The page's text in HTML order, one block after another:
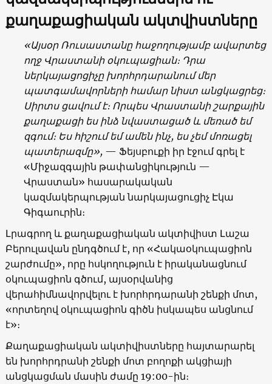
քաղաքացիական ակտվիստները
«Այսօր Ռուսաստանը հաջողությամբ ավարտեց
ողջ Վրաստանի օկուպացիան։ Դրա
ներկայացոցիչը խորհրդարանում մեր
պատգամավորների համար նիստ անցկացրեց։
Սիրտս ցավում է։ Որպես Վրաստանի շարքային
քաղաքացի ես ինձ նվաստացած և մեռած եմ
զգում։ Ես հիշում եմ ամեն ինչ, ես չեմ մոռացել
պատերազմը»,— Ֆեյսբուքի իր էջում գրել է
«Միջազգային թափանցիկություն —
Վրաստան» հասարակական
կազմակերպության նարկայացուցիչ Էկա
Գիգաուրին։
Լրագրող և քաղաքացիական ակտիվիստ Լաշա
Բերուլավան ընդգծում է, որ «Հակաօկուպացիոն
շարժումը», որը հսկողություն է իրականացնում
օկուպացիոն գծում, այսօրվանից
վերահիմնավորվելու է խորհրդարանի շենքի մոտ,
«որտեղով օկուպացիոն գիծն իսկապես անցնում
է»։
Քաղաքացիական ակտիվիստները հայտարարել
են խորհրդրանի շենքի մոտ բողոքի ակցիայի
անցկացման մասին ժամը 19:00-ին։